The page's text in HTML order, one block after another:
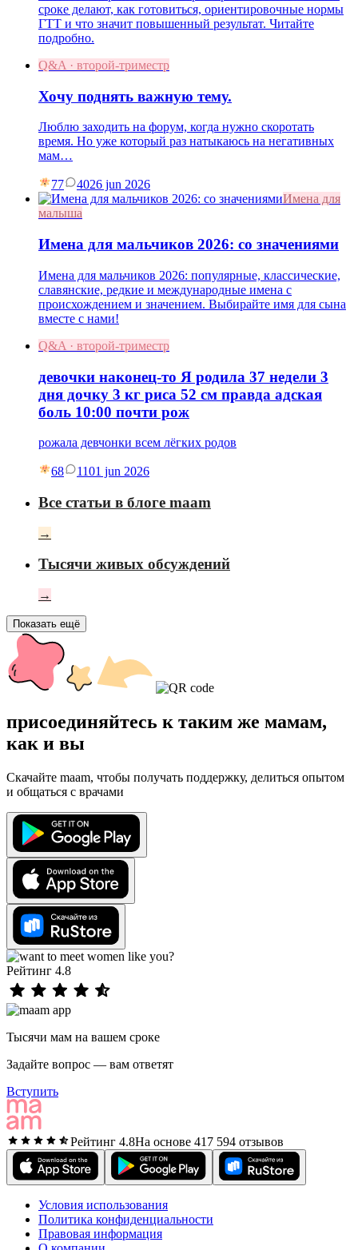
сроке делают, как готовиться, ориентировочные нормы
ГТТ и что значит повышенный результат. Читайте
подробно.
Q&A · второй-триместр
Хочу поднять важную тему.
Люблю заходить на форум, когда нужно скоротать
время. Но уже который раз натыкаюсь на негативных
мам…
77 4026 jun 2026
Имена для
малыша
Имена для мальчиков 2026: со значениями
Имена для мальчиков 2026: популярные, классические,
славянские, редкие и международные имена с
происхождением и значением. Выбирайте имя для сына
вместе с нами!
Q&A · второй-триместр
девочки наконец-то Я родила 37 недели 3
дня дочку 3 кг риса 52 см правда адская
боль 10:00 почти рож
рожала девчонки всем лёгких родов
68 1101 jun 2026
Все статьи в блоге maam
→
Тысячи живых обсуждений
→
Показать ещё
присоединяйтесь к таким же мамам,
как и вы
Скачайте maam, чтобы получать поддержку, делиться опытом
и общаться с врачами
Рейтинг 4.8
Тысячи мам на вашем сроке
Задайте вопрос — вам ответят
Вступить
Рейтинг 4.8На основе 417 594 отзывов
Условия использования
Политика конфиденциальности
Правовая информация